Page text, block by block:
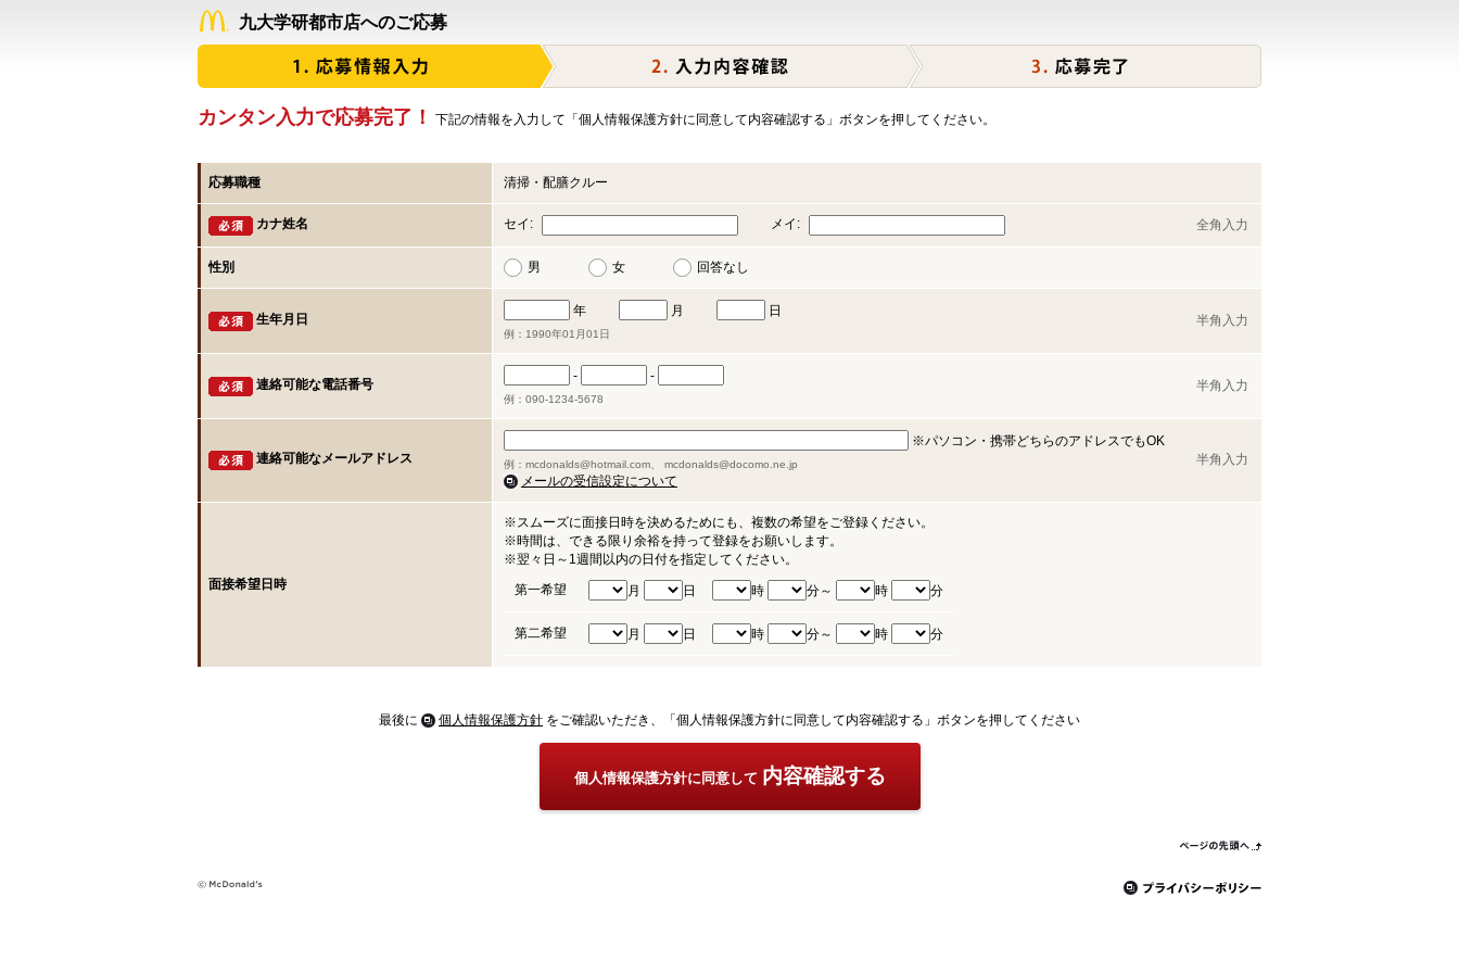
九大学研都市店へのご応募
カンタン入力で応募完了！ 下記の情報を入力して「個人情報保護方針に同意して内容確認する」ボタンを押してください。
応募職種 清掃・配膳クルー
カナ姓名 セイ: メイ: 全角入力
性別 男 女 回答なし
生年月日
年 月 日
例：1990年01月01日
半角入力
連絡可能な電話番号
- -
例：090-1234-5678
半角入力
連絡可能なメールアドレス
※パソコン・携帯どちらのアドレスでもOK
例：mcdonalds@hotmail.com、 mcdonalds@docomo.ne.jp
メールの受信設定について
半角入力
面接希望日時
※スムーズに面接日時を決めるためにも、複数の希望をご登録ください。
※時間は、できる限り余裕を持って登録をお願いします。
※翌々日～1週間以内の日付を指定してください。
第一希望
月 日 時 分～ 時 分
第二希望 月 日 時 分～ 時 分
最後に 個人情報保護方針 をご確認いただき、「個人情報保護方針に同意して内容確認する」ボタンを押してください
個人情報保護方針に同意して 内容確認する